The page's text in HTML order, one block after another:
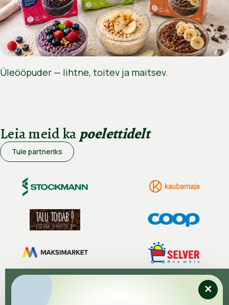
Üleööpuder — lihtne, toitev ja maitsev.
Leia meid kapoelettidelt
Tule partneriks
×